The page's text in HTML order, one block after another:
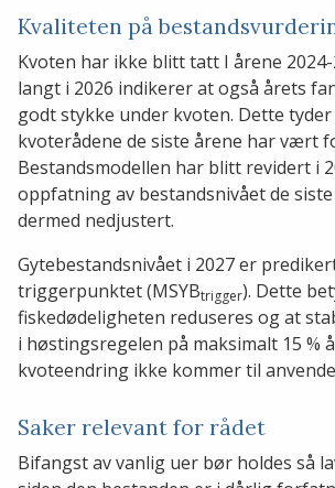
Kvaliteten på
Kvoten har ikke blitt tatt I årene
langt i 2026 indikerer at også årets
godt stykke under kvoten. Dette
kvoterådene de siste årene har vært
Bestandsmodellen har blitt revidert i
oppfatning av bestandsnivået de
dermed nedjustert.
Gytebestandsnivået i 2027 er
triggerpunktet (MSYBtrigger). Dette
fiskedødeligheten reduseres og at
i høstingsregelen på maksimalt 15 %
kvoteendring ikke kommer til
Saker relevant for rådet
Bifangst av vanlig uer bør holdes så